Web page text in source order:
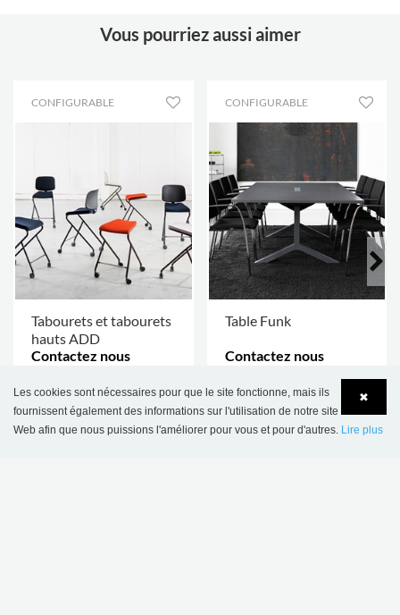
Vous pourriez aussi aimer
CONFIGURABLE
Tabourets et tabourets
hauts ADD
Contactez nous
PLUS D'OPTIONS.
CONFIGURABLE
Table Funk
Contactez nous
PLUS D'OPTIONS. ✖
Les cookies sont nécessaires pour que le site fonctionne, mais ils
fournissent également des informations sur l'utilisation de notre site
Web afin que nous puissions l'améliorer pour vous et pour d'autres. Lire plus